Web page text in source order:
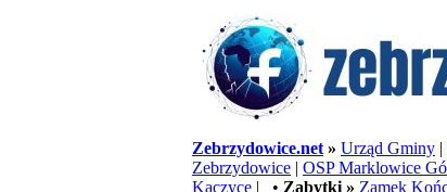
Zebrzydowice.net » Urząd Gminy |
Zebrzydowice | OSP Marklowice
Kaczyce | • Zabytki » Zamek